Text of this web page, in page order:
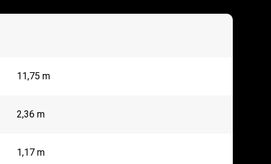
11,75 m
2,36 m
1,17 m